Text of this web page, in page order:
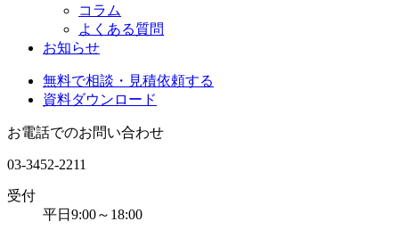
コラム
よくある質問
お知らせ
無料で相談・見積依頼する
資料ダウンロード
お電話でのお問い合わせ
03-3452-2211
受付
平日9:00～18:00